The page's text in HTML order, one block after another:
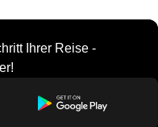
Ihrer Reise -